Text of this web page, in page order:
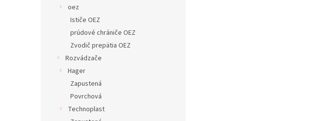
oez
Ističe OEZ
prúdové chrániče OEZ
Zvodič prepätia OEZ
Rozvádzače
Hager
Zapustená
Povrchová
Technoplast